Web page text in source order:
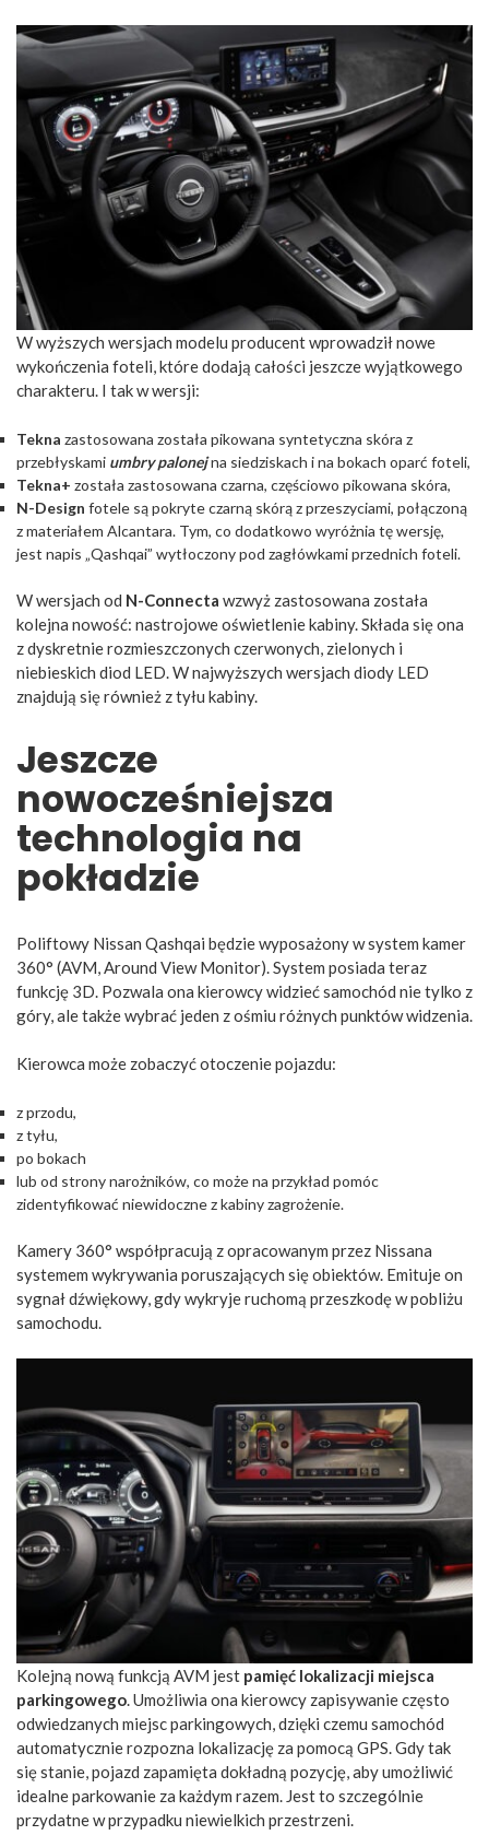
W wyższych wersjach modelu producent wprowadził nowe
wykończenia foteli, które dodają całości jeszcze wyjątkowego
charakteru. I tak w wersji:
Tekna zastosowana została pikowana syntetyczna skóra z
przebłyskami umbry palonejna siedziskach i na bokach oparć foteli,
Tekna+ została zastosowana czarna, częściowo pikowana skóra,
N-Design fotele są pokryte czarną skórą z przeszyciami, połączoną
z materiałem Alcantara. Tym, co dodatkowo wyróżnia tę wersję,
jest napis „Qashqai” wytłoczony pod zagłówkami przednich foteli.
W wersjach od N-Connecta wzwyż zastosowana została
kolejna nowość: nastrojowe oświetlenie kabiny. Składa się ona
z dyskretnie rozmieszczonych czerwonych, zielonych i
niebieskich diod LED. W najwyższych wersjach diody LED
znajdują się również z tyłu kabiny.
Jeszcze
nowocześniejsza
technologia na
pokładzie
Poliftowy Nissan Qashqai będzie wyposażony w system kamer
360° (AVM, Around View Monitor). System posiada teraz
funkcję 3D. Pozwala ona kierowcy widzieć samochód nie tylko z
góry, ale także wybrać jeden z ośmiu różnych punktów widzenia.
Kierowca może zobaczyć otoczenie pojazdu:
z przodu,
z tyłu,
po bokach
lub od strony narożników, co może na przykład pomóc
zidentyfikować niewidoczne z kabiny zagrożenie.
Kamery 360° współpracują z opracowanym przez Nissana
systemem wykrywania poruszających się obiektów. Emituje on
sygnał dźwiękowy, gdy wykryje ruchomą przeszkodę w pobliżu
samochodu.
Kolejną nową funkcją AVM jest pamięć lokalizacji miejsca
parkingowego. Umożliwia ona kierowcy zapisywanie często
odwiedzanych miejsc parkingowych, dzięki czemu samochód
automatycznie rozpozna lokalizację za pomocą GPS. Gdy tak
się stanie, pojazd zapamięta dokładną pozycję, aby umożliwić
idealne parkowanie za każdym razem. Jest to szczególnie
przydatne w przypadku niewielkich przestrzeni.